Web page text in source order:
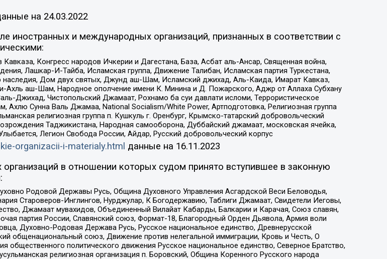
на 24.03.2022
иностранных и международных организаций, признанных в соответствии с
Конгресс народов Ичкерии и Дагестана, База, Асбат аль-Ансар, Священная война,
Лашкар-И-Тайба, Исламская группа, Движение Талибан, Исламская партия Туркестана,
Дом двух святых, Джунд аш-Шам, Исламский джихад, Аль-Каида, Имарат Кавказ,
Ахль аш-Шам, Народное ополчение имени К. Минина и Д. Пожарского, Аджр от Аллаха Субхану
Джихад, Чистопольский Джамаат, Рохнамо ба суи давлати исломи, Террористическое
Сунна Валь Джамаа, National Socialism/White Power, Артподготовка, Религиозная группа
религиозная группа п. Кушкуль г. Оренбург, Крымско-татарский добровольческий
Таджикистана, Народная самооборона, Дуббайский джамаат, московская ячейка,
Легион Свобода России, Айдар, Русский добровольческий корпус
organizacii-i-materialy.html данные на 16.11.2023
в отношении которых судом принято вступившее в законную
Родовой Державы Русь, Община Духовного Управления Асгардской Веси Беловодья,
Староверов-Инглингов, Нурджулар, К Богодержавию, Таблиги Джамаат, Свидетели Иеговы,
Джамаат мувахидов, Объединенный Вилайат Кабарды, Балкарии и Карачая, Союз славян,
партия России, Славянский союз, Формат-18, Благородный Орден Дьявола, Армия воли
Духовно-Родовая Держава Русь, Русское национальное единство, Древнерусской
общенациональный союз, Движение против нелегальной иммиграции, Кровь и Честь, О
общественного политического движения Русское национальное единство, Северное Братство,
религиозная организация п. Боровский, Община Коренного Русского народа